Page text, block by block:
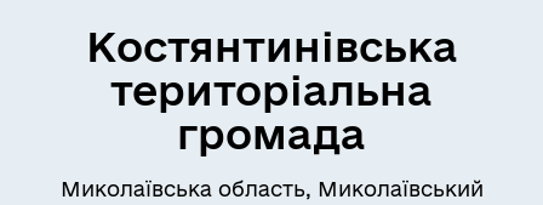
Костянтинівська
територіальна
громада
Миколаївська область, Миколаївський